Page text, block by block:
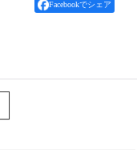
Facebookでシェア